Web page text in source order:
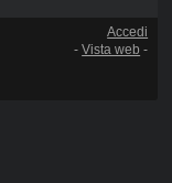
Accedi
-Vista web -